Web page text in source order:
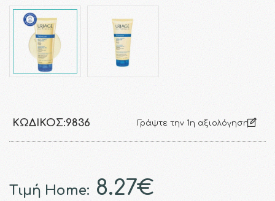
ΚΩΔΙΚΌΣ:9836 Γράψτε την 1η αξιολόγηση
Τιμή Home: 8.27€